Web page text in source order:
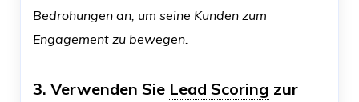
Bedrohungen an, um seine Kunden zum
Engagement zu bewegen.
3. Verwenden Sie Lead Scoring zur